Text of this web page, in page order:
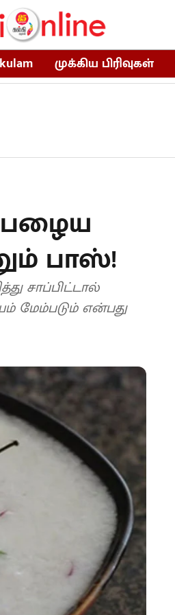
முக்கிய பிரிவுகள்
பழைய
பாஸ்!
சாப்பிட்டால்
மேம்படும் என்பது